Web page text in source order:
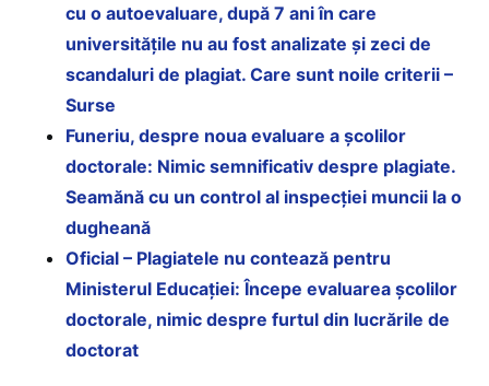
cu o autoevaluare, după 7 ani în care
universitățile nu au fost analizate și zeci de
scandaluri de plagiat. Care sunt noile criterii –
Surse
Funeriu, despre noua evaluare a școlilor
doctorale: Nimic semnificativ despre plagiate.
Seamănă cu un control al inspecției muncii la o
dugheană
Oficial – Plagiatele nu contează pentru
Ministerul Educației: Începe evaluarea școlilor
doctorale, nimic despre furtul din lucrările de
doctorat